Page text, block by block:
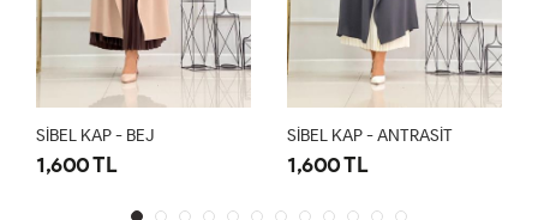
SİBEL KAP - BEJ
1,600 TL
SİBEL KAP - ANTRASİT
1,600 TL